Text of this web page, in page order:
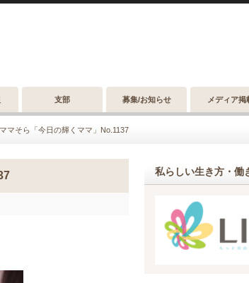
支部 募集/お知らせ メディア掲
マそら「今日の輝くママ」No.1137
私らしい生き方・